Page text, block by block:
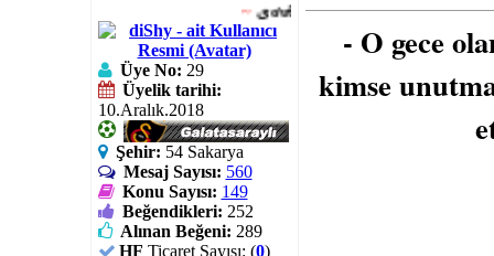
یơυℓℓεss ..
Üye No: 29
Üyelik tarihi:
10.Aralık.2018
Şehir: 54 Sakarya
Mesaj Sayısı: 560
Konu Sayısı: 149
Beğendikleri: 252
Alınan Beğeni: 289
HF Ticaret Sayısı: (0)
- O gece
kimse